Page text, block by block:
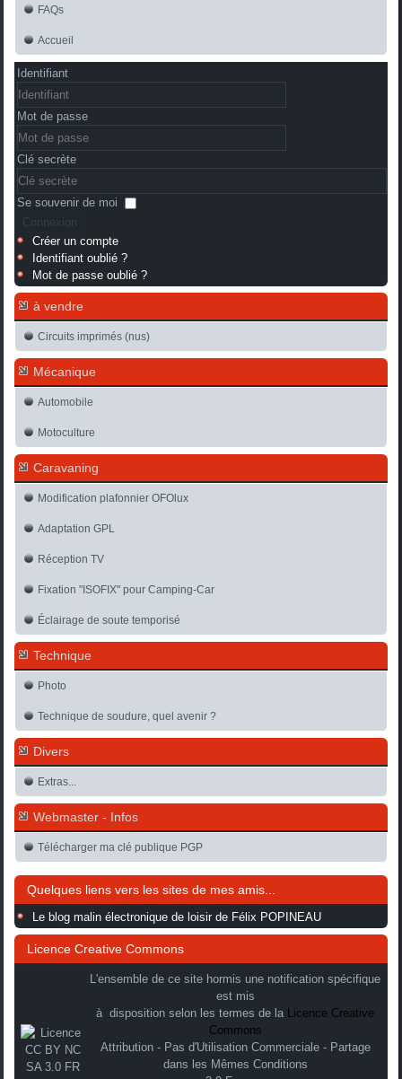
FAQs
Accueil
Identifiant
Mot de passe
Clé secrète
Se souvenir de moi
Connexion
Créer un compte
Identifiant oublié ?
Mot de passe oublié ?
à vendre
Circuits imprimés (nus)
Mécanique
Automobile
Motoculture
Caravaning
Modification plafonnier OFOlux
Adaptation GPL
Réception TV
Fixation "ISOFIX" pour Camping-Car
Éclairage de soute temporisé
Technique
Photo
Technique de soudure, quel avenir ?
Divers
Extras...
Webmaster - Infos
Télécharger ma clé publique PGP
Quelques liens vers les sites de mes amis...
Le blog malin électronique de loisir de Félix POPINEAU
Licence Creative Commons
L'ensemble de ce site hormis une notification spécifique
est mis
à disposition selon les termes de la
Licence Creative
Commons
Attribution - Pas d'Utilisation Commerciale - Partage
dans les Mêmes Conditions